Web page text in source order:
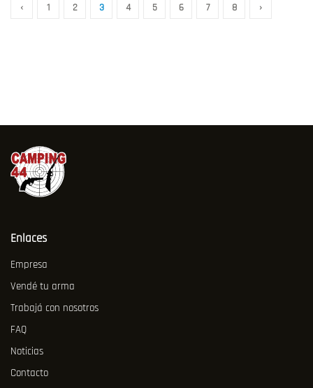
‹ 1 2 3 4 5 6 7 8 ›
Enlaces
Empresa
Vendé tu arma
Trabajá con nosotros
FAQ
Noticias
Contacto